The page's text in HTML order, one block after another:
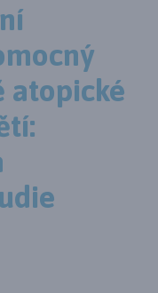
atopické